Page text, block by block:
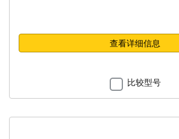
查看详细信息
比较型号